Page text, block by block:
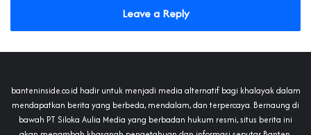
Leave a Reply
banteninside.co.id hadir untuk menjadi media alternatif bagi khalayak dalam
mendapatkan berita yang berbeda, mendalam, dan terpercaya. Bernaung di
bawah PT Siloka Aulia Media yang berbadan hukum resmi, situs berita ini